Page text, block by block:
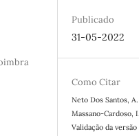
Publicado
31-05-2022
Como Citar
Neto Dos Santos,
Massano-Cardoso,
Validação da